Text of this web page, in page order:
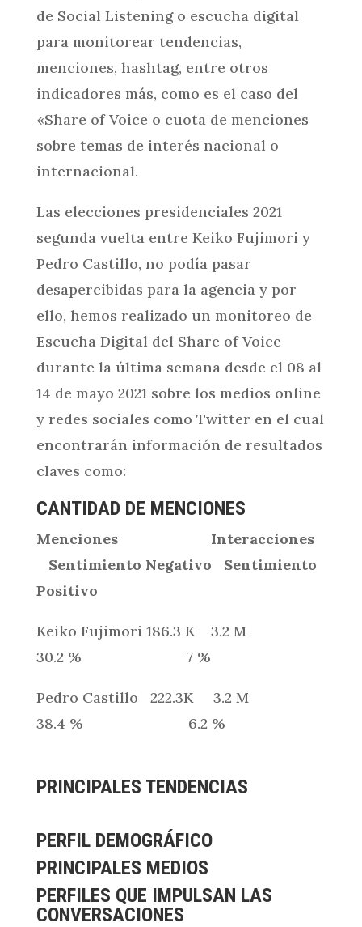
de Social Listening o escucha digital
para monitorear tendencias,
menciones, hashtag, entre otros
indicadores más, como es el caso del
«Share of Voice o cuota de menciones
sobre temas de interés nacional o
internacional.
Las elecciones presidenciales 2021
segunda vuelta entre Keiko Fujimori y
Pedro Castillo, no podía pasar
desapercibidas para la agencia y por
ello, hemos realizado un monitoreo de
Escucha Digital del Share of Voice
durante la última semana desde el 08 al
14 de mayo 2021 sobre los medios online
y redes sociales como Twitter en el cual
encontrarán información de resultados
claves como:
CANTIDAD DE MENCIONES
Menciones
Interacciones
Sentimiento Negativo
Sentimiento
Positivo
Keiko Fujimori 186.3 K 3.2 M
30.2 % 7 %
Pedro Castillo 222.3K 3.2 M
38.4 % 6.2 %
PRINCIPALES TENDENCIAS
PERFIL DEMOGRÁFICO
PRINCIPALES MEDIOS
PERFILES QUE IMPULSAN LAS
CONVERSACIONES